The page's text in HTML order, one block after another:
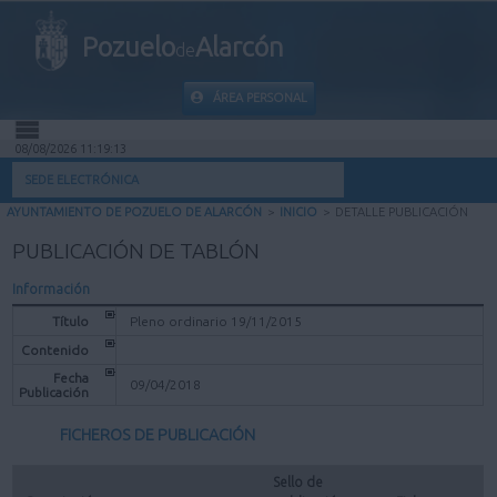
PozuelodeAlarcón
ÁREA PERSONAL
INICIO
INFORMACIÓN MUNICIPAL
AYUDA
08/08/2026 11:19:13
SEDE ELECTRÓNICA
AYUNTAMIENTO DE POZUELO DE ALARCÓN > INICIO > DETALLE PUBLICACIÓN
PUBLICACIÓN DE TABLÓN
Información
Título
Pleno ordinario 19/11/2015
Contenido
Fecha
Publicación
09/04/2018
FICHEROS DE PUBLICACIÓN
Sello de